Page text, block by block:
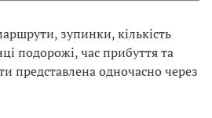
зупинки, кількість
подорожі, час прибуття та
представлена одночасно через